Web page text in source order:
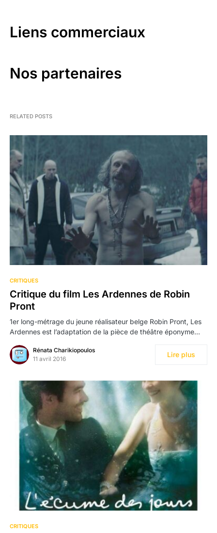
Liens commerciaux
Nos partenaires
RELATED POSTS
CRITIQUES
Critique du film Les Ardennes de Robin
Pront
1er long-métrage du jeune réalisateur belge Robin Pront, Les
Ardennes est l’adaptation de la pièce de théâtre éponyme…
Rénata Charikiopoulos
11 avril 2016
Lire plus
CRITIQUES